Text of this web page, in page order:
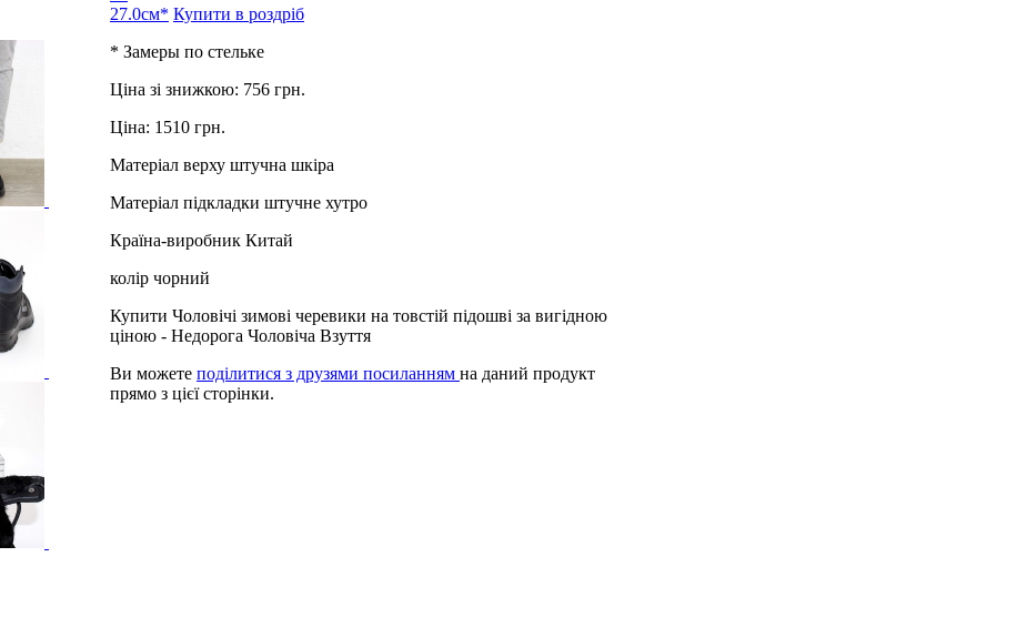
27.0см* Купити в роздріб
* Замеры по стельке
Ціна зі знижкою: 756 грн.
Ціна: 1510 грн.
Матеріал верху штучна шкіра
Матеріал підкладки штучне хутро
Країна-виробник Китай
колір чорний
Купити Чоловічі зимові черевики на товстій підошві за вигідною
ціною - Недорога Чоловіча Взуття
Ви можете поділитися з друзями посиланням на даний продукт
прямо з цієї сторінки.